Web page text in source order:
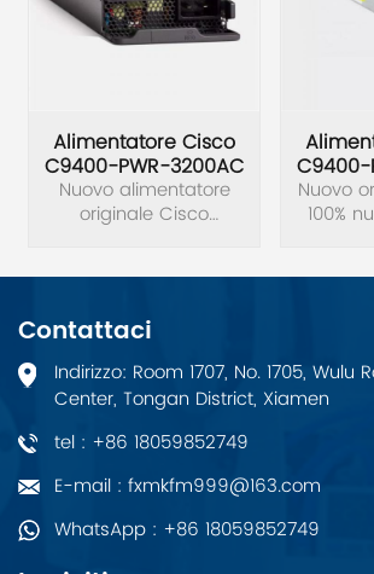
Alimentatore Cisco
C9400-PWR-3200AC
Nuovo alimentatore
originale Cisco
C9400-
Nuovo
100%
Contattaci
Indirizzo: Room 1707, No. 1705, Wulu
Center, Tongan District, Xiamen
tel : +86 18059852749
E-mail : fxmkfm999@163.com
WhatsApp : +86 18059852749